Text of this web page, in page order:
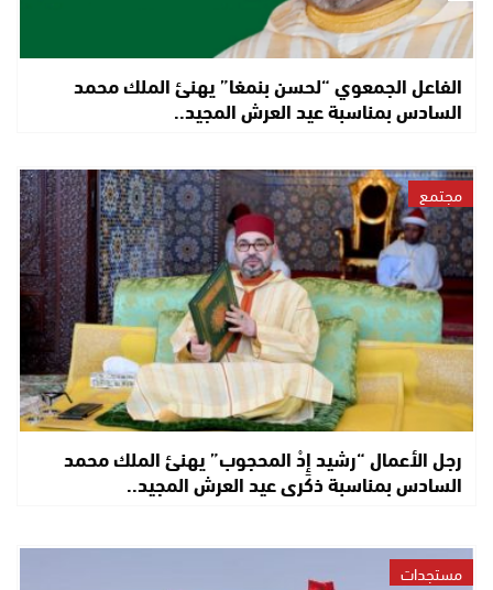
الفاعل الجمعوي “لحسن بنمغا” يهنئ الملك محمد
السادس بمناسبة عيد العرش المجيد..
مجتمع
رجل الأعمال “رشيد إِدْ المحجوب” يهنئ الملك محمد
السادس بمناسبة ذكرى عيد العرش المجيد..
مستجدات